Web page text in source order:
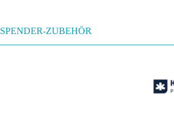
SPENDER-ZUBEHÖR